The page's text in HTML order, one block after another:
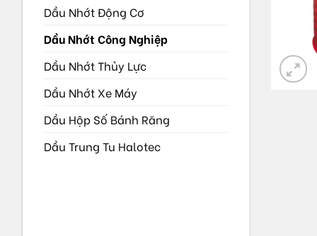
Dầu Nhớt Động Cơ
Dầu Nhớt Công Nghiệp
Dầu Nhớt Thủy Lực
Dầu Nhớt Xe Máy
Dầu Hộp Số Bánh Răng
Dầu Trung Tu Halotec